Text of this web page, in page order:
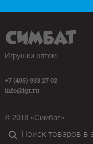
Игрушки оптом
+7 (495) 933 27 02
info@igr.ru
© 2018 «Симбат»